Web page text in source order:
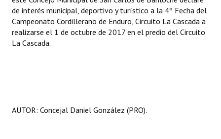
Mujeres que Dejaron Huellas - Registro
Periodistas Decanos - Registro
Antiguos Pobladores - Registro
de interés municipal, deportivo y turístico a la 4º Fecha del
Campeonato Cordillerano de Enduro, Circuito La Cascada a
realizarse el 1 de octubre de 2017 en el predio del Circuito
La Cascada.
AUTOR: Concejal Daniel González (PRO).